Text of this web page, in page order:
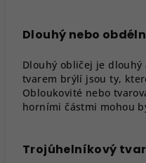
Dlouhý nebo
Dlouhý obličej je dlouhý
tvarem brýlí jsou ty,
Obloukovité nebo
horními částmi mohou
Trojúhelníkový